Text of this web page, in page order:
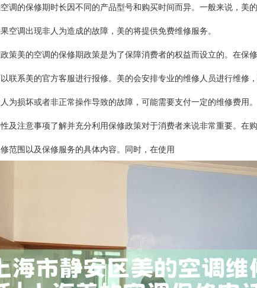
调的保修期时长因不同的产品型号和购买时间而异。一般来说，美
空调出现非人为造成的故障，美的将提供免费维修服务。
策美的空调的保修期政策是为了保障消费者的权益而设立的。在保
联系美的官方客服进行报修。美的会安排专业的维修人员进行维修
为损坏或者非正常操作导致的故障，可能需要支付一定的维修费用。
及注意事项了解并充分利用保修政策对于消费者来说非常重要。在
范围以及保修服务的具体内容。同时，在使用